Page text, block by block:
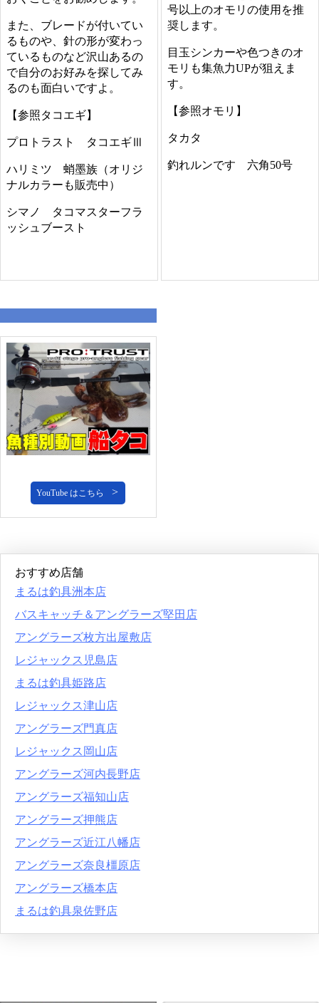
また、ブレードが付いてい
るものや、針の形が変わっ
ているものなど沢山あるの
で自分のお好みを探してみ
るのも面白いですよ。
【参照タコエギ】
プロトラスト タコエギⅢ
ハリミツ 蛸墨族（オリジ
ナルカラーも販売中）
シマノ タコマスターフラ
ッシュブースト
号以上のオモリの使用を推
奨します。
目玉シンカーや色つきのオ
モリも集魚力UPが狙えま
す。
【参照オモリ】
タカタ
釣れルンです 六角50号
YouTube はこちら
おすすめ店舗
まるは釣具洲本店
バスキャッチ＆アングラーズ堅田店
アングラーズ枚方出屋敷店
レジャックス児島店
まるは釣具姫路店
レジャックス津山店
アングラーズ門真店
レジャックス岡山店
アングラーズ河内長野店
アングラーズ福知山店
アングラーズ押熊店
アングラーズ近江八幡店
アングラーズ奈良橿原店
アングラーズ橋本店
まるは釣具泉佐野店